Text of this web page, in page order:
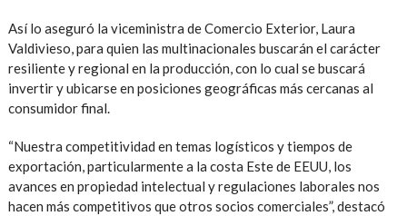
Así lo aseguró la viceministra de Comercio Exterior, Laura
Valdivieso, para quien las multinacionales buscarán el carácter
resiliente y regional en la producción, con lo cual se buscará
invertir y ubicarse en posiciones geográficas más cercanas al
consumidor final.
“Nuestra competitividad en temas logísticos y tiempos de
exportación, particularmente a la costa Este de EEUU, los
avances en propiedad intelectual y regulaciones laborales nos
hacen más competitivos que otros socios comerciales”, destacó